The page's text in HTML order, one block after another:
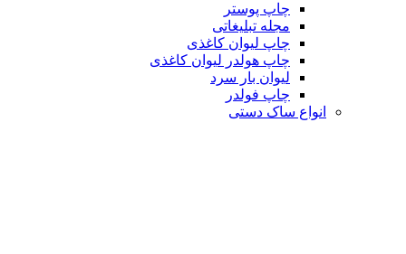
چاپ پوستر
مجله تبلیغاتی
چاپ لیوان کاغذی
چاپ هولدر لیوان کاغذی
لیوان بار سرد
چاپ فولدر
انواع ساک دستی